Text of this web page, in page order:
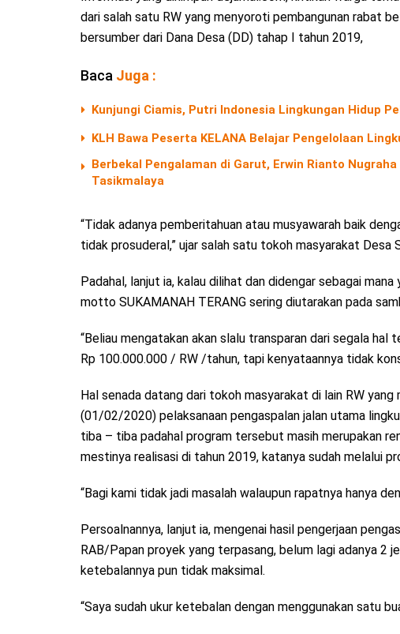
dari salah satu RW yang menyoroti pembangunan rabat
bersumber dari Dana Desa (DD) tahap I tahun 2019,
Baca Juga :
Kunjungi Ciamis, Putri Indonesia Lingkungan Hidup
KLH Bawa Peserta KELANA Belajar Pengelolaan
Berbekal Pengalaman di Garut, Erwin Rianto
Tasikmalaya
“Tidak adanya pemberitahuan atau musyawarah baik
tidak prosuderal,” ujar salah satu tokoh masyarakat Desa
Padahal, lanjut ia, kalau dilihat dan didengar sebagai
motto SUKAMANAH TERANG sering diutarakan pada
“Beliau mengatakan akan slalu transparan dari segala hal
Rp 100.000.000 / RW /tahun, tapi kenyataannya tidak
Hal senada datang dari tokoh masyarakat di lain RW
(01/02/2020) pelaksanaan pengaspalan jalan utama
tiba – tiba padahal program tersebut masih merupakan
mestinya realisasi di tahun 2019, katanya sudah melalui
“Bagi kami tidak jadi masalah walaupun rapatnya hanya
Persoalnannya, lanjut ia, mengenai hasil pengerjaan
RAB/Papan proyek yang terpasang, belum lagi adanya 2
ketebalannya pun tidak maksimal.
“Saya sudah ukur ketebalan dengan menggunakan satu